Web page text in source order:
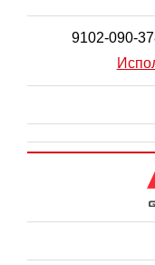
9102-090-